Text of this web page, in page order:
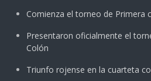
Comienza el torneo de Primera
Presentaron oficialmente el
Colón
Triunfo rojense en la cuarteta